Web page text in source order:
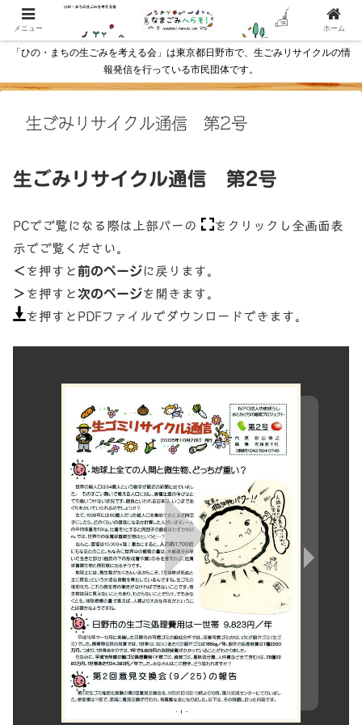
「ひの・まちの生ごみを考える会」は東京都日野市で、生ごみリサイクルの情
報発信を行っている市民団体です。
生ごみリサイクル通信 第2号
生ごみリサイクル通信 第2号
PCでご覧になる際は上部バーの
をクリックし全画面表
示でご覧ください。
＜ を押すと前のページに戻ります。
＞ を押すと次のページを開きます。
を押すとPDFファイルでダウンロードできます。
メニュー ホーム